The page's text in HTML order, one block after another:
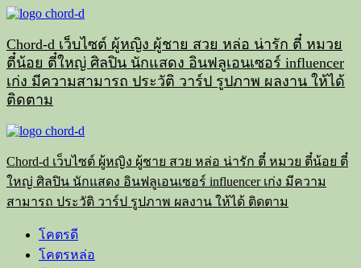
Skip
content
Chord-d เว็บไซต์ ผู้หญิง ผู้ชาย สวย หล่อ น่ารัก ตี๋ หมวย
ตี๋น้อย ตี๋ใหญ่ ศิลปิน นักแสดง อินฟลูเอนเซอร์ influencer
เก่ง มีความสามารถ ประวัติ วาร์ป รูปภาพ ผลงาน ให้ได้
ติดตาม
Primary
Chord-d เว็บไซต์ ผู้หญิง ผู้ชาย สวย หล่อ น่ารัก ตี๋ หมวย ตี๋น้อย ตี๋
ใหญ่ ศิลปิน นักแสดง อินฟลูเอนเซอร์ influencer เก่ง มีความ
สามารถ ประวัติ วาร์ป รูปภาพ ผลงาน ให้ได้ ติดตาม
โคตรดี
โคตรหล่อ